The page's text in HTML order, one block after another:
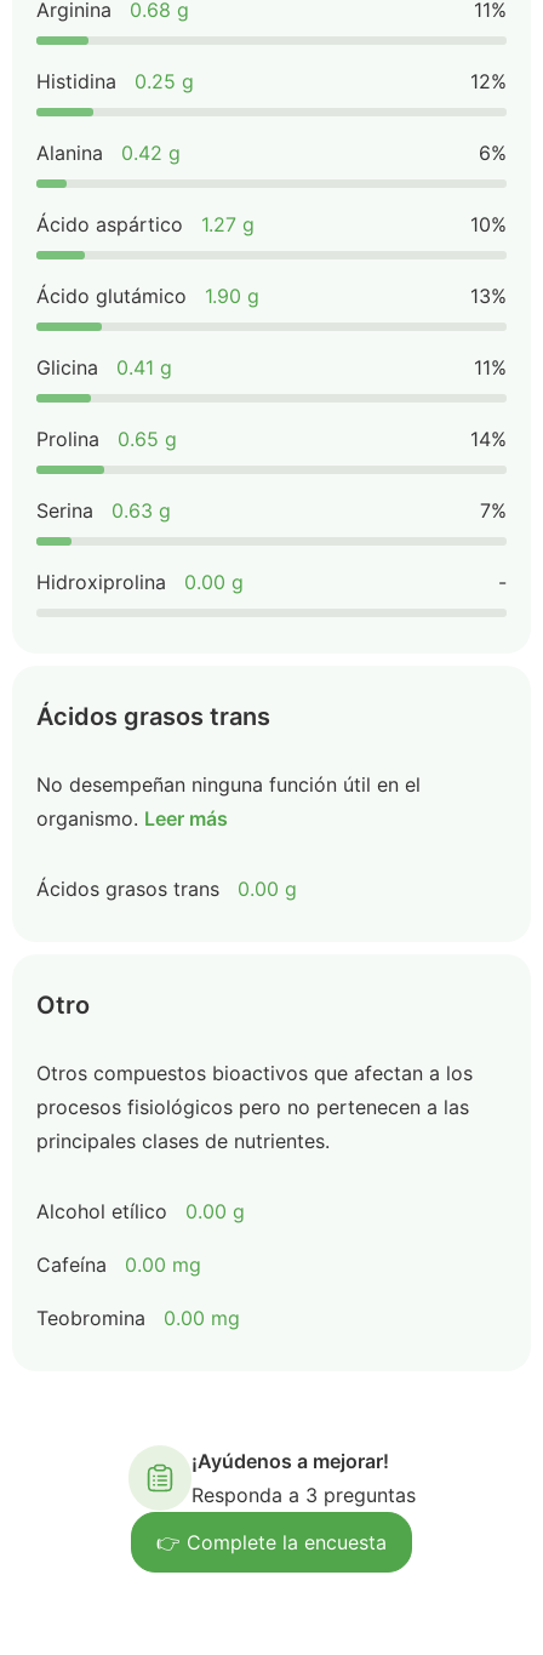
Arginina 0.68 g 11%
Histidina 0.25 g 12%
Alanina 0.42 g 6%
Ácido aspártico 1.27 g 10%
Ácido glutámico 1.90 g 13%
Glicina 0.41 g 11%
Prolina 0.65 g 14%
Serina 0.63 g 7%
Hidroxiprolina 0.00 g -
Ácidos grasos trans
No desempeñan ninguna función útil en el
organismo. Leer más
Ácidos grasos trans 0.00 g
Otro
Otros compuestos bioactivos que afectan a los
procesos fisiológicos pero no pertenecen a las
principales clases de nutrientes.
Alcohol etílico 0.00 g
Cafeína 0.00 mg
Teobromina 0.00 mg
¡Ayúdenos a mejorar!
Responda a 3 preguntas
👉 Complete la encuesta